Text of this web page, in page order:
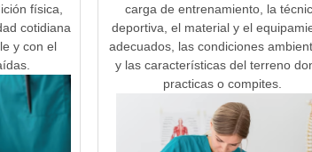
física,
cotidiana
y con el
carga de entrenamiento, la
deportiva, el material y el
adecuados, las condiciones
y las características del terreno
practicas o compites.